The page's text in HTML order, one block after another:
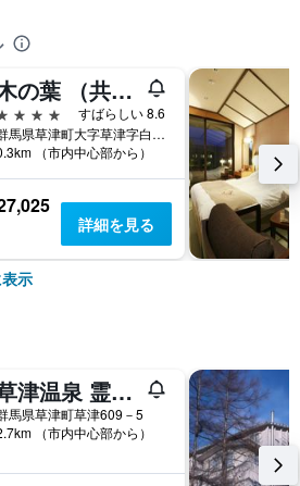
木の葉 （共立リゾート）
つ星
すばらしい 8.6
群馬県草津町大字草津字白根464-214
（市内中心部から）
詳細を見る
示
草津温泉 霊泉 平右
馬県草津町草津609－5
（市内中心部から）